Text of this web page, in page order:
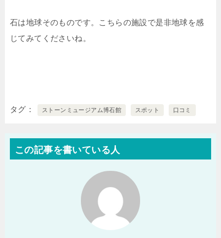
石は地球そのものです。こちらの施設で是非地球を感
じてみてくださいね。
タグ ストーンミュージアム博石館 スポット 口コミ
この記事を書いている人